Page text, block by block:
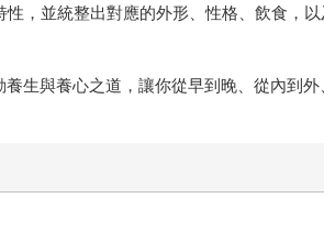
，並統整出對應的外形、性格、飲食，
生與養心之道，讓你從早到晚、從內到外